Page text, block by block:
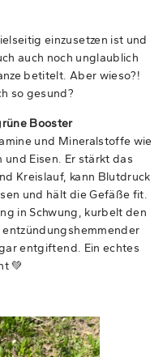
einzusetzen ist und
auch noch unglaublich
betitelt. Aber wieso?!
so gesund?
Booster
und Mineralstoffe wie
Eisen. Er stärkt das
Kreislauf, kann Blutdruck
und hält die Gefäße fit.
in Schwung, kurbelt den
entgiftend. Ein echtes
💚